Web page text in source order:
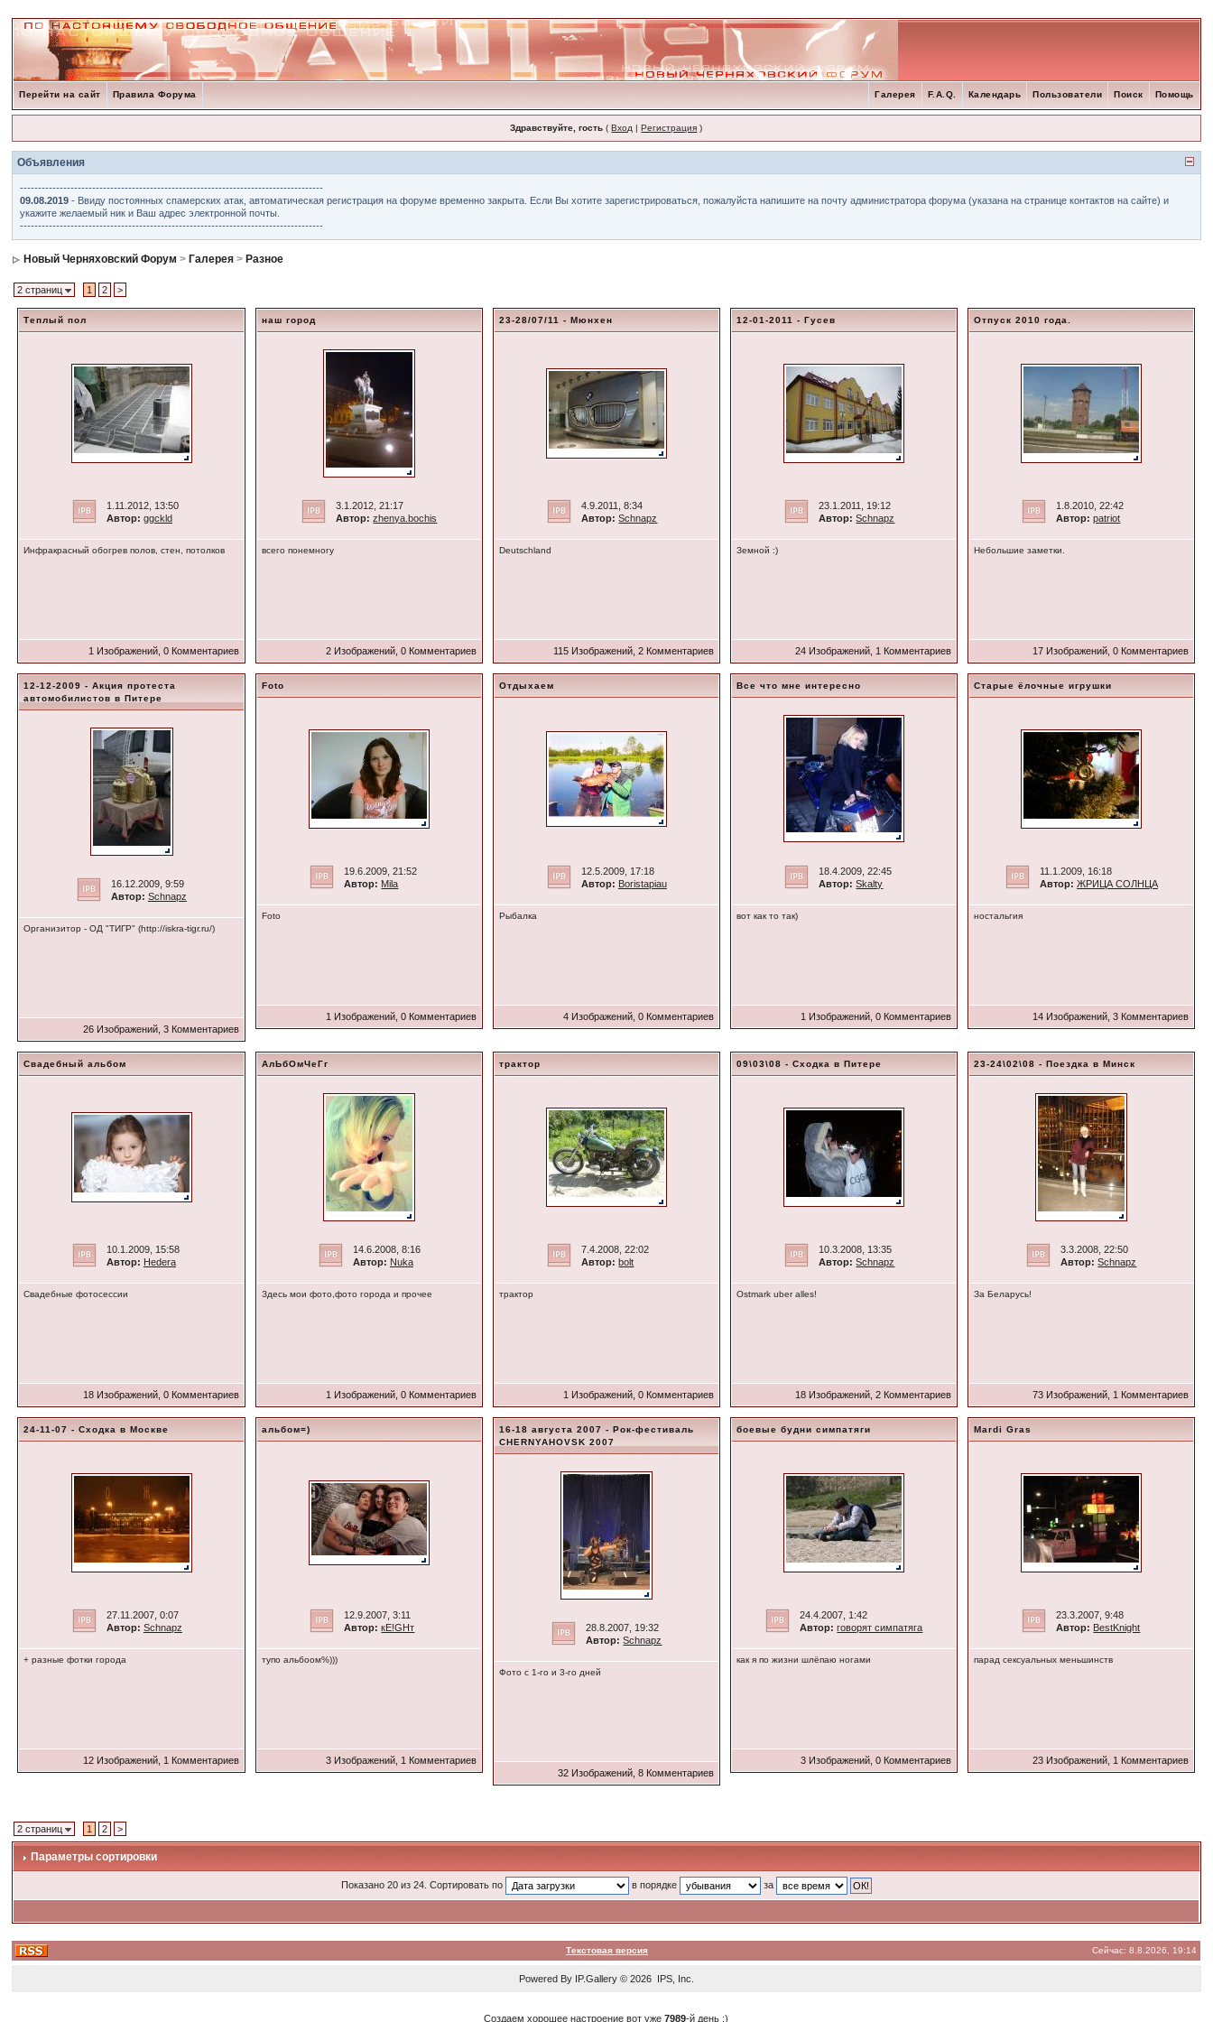
Перейти на сайт Правила Форума Помощь
Поиск
Пользователи
Календарь
F.A.Q.
Галерея
Здравствуйте, гость (Вход |Регистрация )
Объявления
------------------------------------------------------------------------------------
09.08.2019 - Ввиду постоянных спамерских атак, автоматическая регистрация на форуме временно закрыта. Если Вы хотите зарегистрироваться, пожалуйста напишите на почту администратора форума (указана на странице контактов на сайте) и
укажите желаемый ник и Ваш адрес электронной почты.
------------------------------------------------------------------------------------
Новый Черняховский Форум > Галерея > Разное
2 страниц 1 2 >
Теплый пол
1.11.2012, 13:50
Автор: ggckld
Инфракрасный обогрев полов, стен, потолков
1 Изображений, 0 Комментариев
наш город
3.1.2012, 21:17
Автор: zhenya.bochis
всего понемногу
2 Изображений, 0 Комментариев
23-28/07/11 - Мюнхен
4.9.2011, 8:34
Автор: Schnapz
Deutschland
115 Изображений, 2 Комментариев
12-01-2011 - Гусев
23.1.2011, 19:12
Автор: Schnapz
Земной :)
24 Изображений, 1 Комментариев
Отпуск 2010 года.
1.8.2010, 22:42
Автор: patriot
Небольшие заметки.
17 Изображений, 0 Комментариев
12-12-2009 - Акция протеста
автомобилистов в Питере
16.12.2009, 9:59
Автор: Schnapz
Организитор - ОД "ТИГР" (http://iskra-tigr.ru/)
26 Изображений, 3 Комментариев
Foto
19.6.2009, 21:52
Автор: Mila
Foto
1 Изображений, 0 Комментариев
Отдыхаем
12.5.2009, 17:18
Автор: Boristapiau
Рыбалка
4 Изображений, 0 Комментариев
Все что мне интересно
18.4.2009, 22:45
Автор: Skalty
вот как то так)
1 Изображений, 0 Комментариев
Старые ёлочные игрушки
11.1.2009, 16:18
Автор: ЖРИЦА СОЛНЦА
ностальгия
14 Изображений, 3 Комментариев
Свадебный альбом
10.1.2009, 15:58
Автор: Hedera
Свадебные фотосессии
18 Изображений, 0 Комментариев
АлЬбОмЧеГг
14.6.2008, 8:16
Автор: Nuka
Здесь мои фото,фото города и прочее
1 Изображений, 0 Комментариев
трактор
7.4.2008, 22:02
Автор: bolt
трактор
1 Изображений, 0 Комментариев
09\03\08 - Сходка в Питере
10.3.2008, 13:35
Автор: Schnapz
Ostmark uber alles!
18 Изображений, 2 Комментариев
23-24\02\08 - Поездка в Минск
3.3.2008, 22:50
Автор: Schnapz
За Беларусь!
73 Изображений, 1 Комментариев
24-11-07 - Сходка в Москве
27.11.2007, 0:07
Автор: Schnapz
+ разные фотки города
12 Изображений, 1 Комментариев
альбом=)
12.9.2007, 3:11
Автор: кE!GHт
тупо альбоом%)))
3 Изображений, 1 Комментариев
16-18 августа 2007 - Рок-фестиваль
CHERNYAHOVSK 2007
28.8.2007, 19:32
Автор: Schnapz
Фото с 1-го и 3-го дней
32 Изображений, 8 Комментариев
боевые будни симпатяги
24.4.2007, 1:42
Автор: говорят симпатяга
как я по жизни шлёпаю ногами
3 Изображений, 0 Комментариев
Mardi Gras
23.3.2007, 9:48
Автор: BestKnight
парад сексуальных меньшинств
23 Изображений, 1 Комментариев
2 страниц 1 2 >
Параметры сортировки
Показано 20 из 24. Сортировать по в порядке за
Текстовая версия Сейчас: 8.8.2026, 19:14
Powered By IP.Gallery© 2026 IPS, Inc.
Создаем хорошее настроение вот уже7989-й день :)